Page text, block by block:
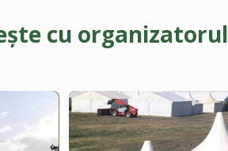
cu organizatorul